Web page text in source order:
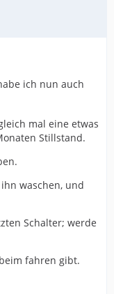
ich nun auch
mal eine etwas
Stillstand.
waschen, und
Schalter; werde
fahren gibt.